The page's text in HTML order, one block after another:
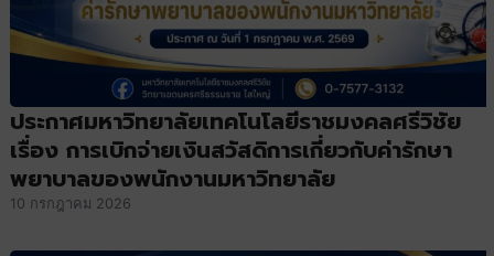
ประกาศมหาวิทยาลัยเทคโนโลยีราชมงคลศรีวิชัย
เรื่อง การเบิกจ่ายเงินสวัสดิการเกี่ยวกับค่ารักษา
พยาบาลของพนักงานมหาวิทยาลัย
10 กรกฎาคม 2026